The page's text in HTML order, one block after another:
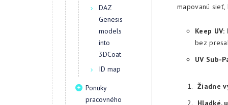
DAZ
Genesis
models
into
3DCoat
ID map
Ponuky
pracovného
mapovanú sieť,
Keep
bez
UV Sub-
Žiadne
Hladké,